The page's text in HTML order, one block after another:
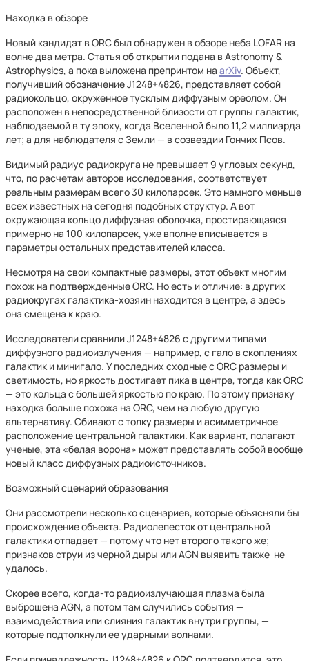
Находка в обзоре
Новый кандидат в ORC был обнаружен в обзоре неба LOFAR на
волне два метра. Статья об открытии подана в Astronomy &
Astrophysics, а пока выложена препринтом на arXiv. Объект,
получивший обозначение J1248+4826, представляет собой
радиокольцо, окруженное тусклым диффузным ореолом. Он
расположен в непосредственной близости от группы галактик,
наблюдаемой в ту эпоху, когда Вселенной было 11,2 миллиарда
лет; а для наблюдателя с Земли — в созвездии Гончих Псов.
Видимый радиус радиокруга не превышает 9 угловых секунд,
что, по расчетам авторов исследования, соответствует
реальным размерам всего 30 килопарсек. Это намного меньше
всех известных на сегодня подобных структур. А вот
окружающая кольцо диффузная оболочка, простирающаяся
примерно на 100 килопарсек, уже вполне вписывается в
параметры остальных представителей класса.
Несмотря на свои компактные размеры, этот объект многим
похож на подтвержденные ORC. Но есть и отличие: в других
радиокругах галактика-хозяин находится в центре, а здесь
она смещена к краю.
Исследователи сравнили J1248+4826 с другими типами
диффузного радиоизлучения — например, с гало в скоплениях
галактик и минигало. У последних сходные с ORC размеры и
светимость, но яркость достигает пика в центре, тогда как ORC
— это кольца с большей яркостью по краю. По этому признаку
находка больше похожа на ORC, чем на любую другую
альтернативу. Сбивают с толку размеры и асимметричное
расположение центральной галактики. Как вариант, полагают
ученые, эта «белая ворона» может представлять собой вообще
новый класс диффузных радиоисточников.
Возможный сценарий образования
Они рассмотрели несколько сценариев, которые объясняли бы
происхождение объекта. Радиолепесток от центральной
галактики отпадает — потому что нет второго такого же;
признаков струи из черной дыры или AGN выявить также не
удалось.
Скорее всего, когда-то радиоизлучающая плазма была
выброшена AGN, а потом там случились события —
взаимодействия или слияния галактик внутри группы, —
которые подтолкнули ее ударными волнами.